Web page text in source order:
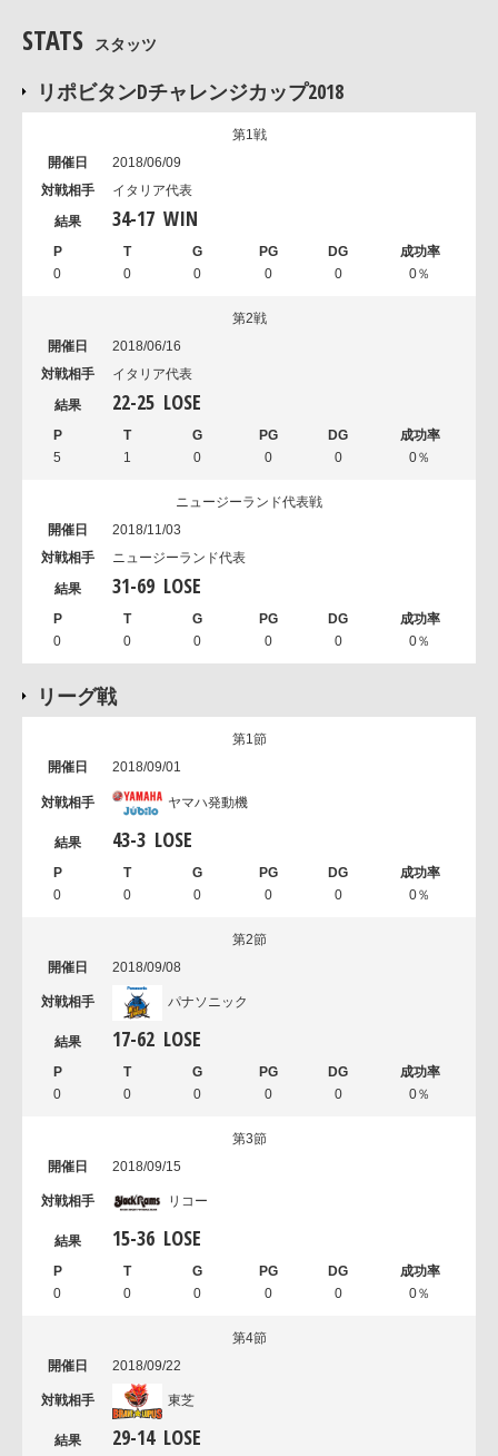
STATS スタッツ
リポビタンDチャレンジカップ2018
第1戦
2018/06/09
イタリア代表
34-17 WIN
0 0 0 0 0 0％
第2戦
2018/06/16
イタリア代表
22-25 LOSE
5 1 0 0 0 0％
ニュージーランド代表戦
2018/11/03
ニュージーランド代表
31-69 LOSE
0 0 0 0 0 0％
リーグ戦
第1節
2018/09/01
ヤマハ発動機
43-3 LOSE
0 0 0 0 0 0％
第2節
2018/09/08
パナソニック
17-62 LOSE
0 0 0 0 0 0％
第3節
2018/09/15
リコー
15-36 LOSE
0 0 0 0 0 0％
第4節
2018/09/22
東芝
29-14 LOSE